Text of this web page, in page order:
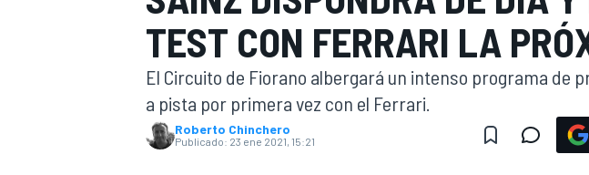
INDYCAR
TEST CON FERRARI LA
El Circuito de Fiorano albergará un intenso programa de
a pista por primera vez con el Ferrari.
Roberto Chinchero
Publicado: 23 ene 2021, 15:21